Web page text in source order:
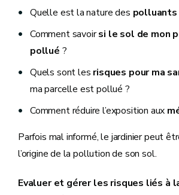
Quelle est la nature des polluants
Comment savoirsi le sol de mon
pollué ?
Quels sont les risques pour ma
ma parcelle est pollué ?
Comment réduire l’exposition aux
Parfois mal informé, le jardinier peut
l’origine de la pollution de son sol.
Evaluer et gérer les risques liés à